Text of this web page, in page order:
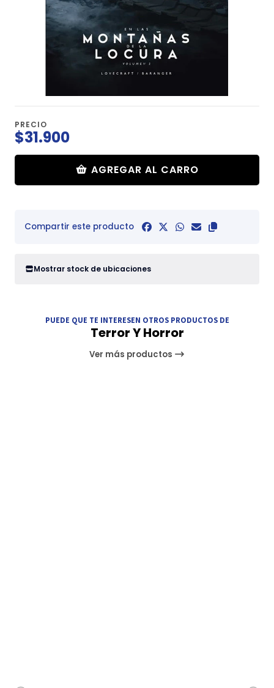
PRECIO
$31.900
AGREGAR AL CARRO
Compartir este producto
Mostrar stock de ubicaciones
PUEDE QUE TE INTERESEN OTROS PRODUCTOS DE
Terror Y Horror
Ver más productos